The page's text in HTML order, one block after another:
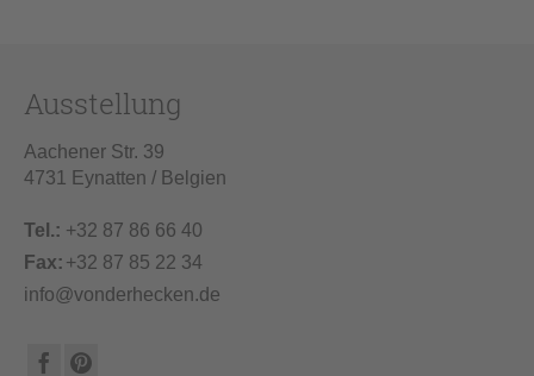
Ausstellung
Aachener Str. 39
4731 Eynatten / Belgien
Tel.: +32 87 86 66 40
Fax: +32 87 85 22 34
info@vonderhecken.de